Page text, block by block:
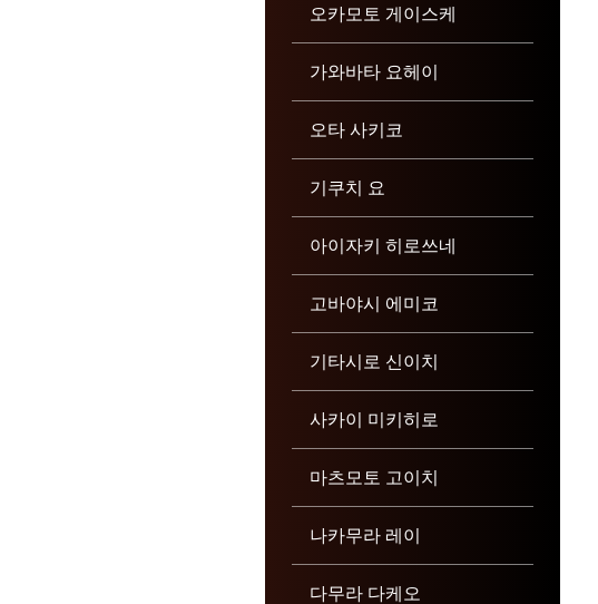
오카모토 게이스케
가와바타 요헤이
오타 사키코
기쿠치 요
아이자키 히로쓰네
고바야시 에미코
기타시로 신이치
사카이 미키히로
마츠모토 고이치
나카무라 레이
다무라 다케오